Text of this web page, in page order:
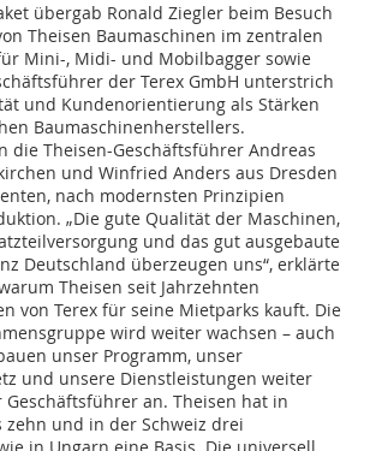
übergab Ronald Ziegler beim Besuch
Theisen Baumaschinen im zentralen
Mini-, Midi- und Mobilbagger sowie
der Terex GmbH unterstrich
und Kundenorientierung als Stärken
Baumaschinenherstellers.
die Theisen-Geschäftsführer Andreas
und Winfried Anders aus Dresden
nach modernsten Prinzipien
„Die gute Qualität der Maschinen,
und das gut ausgebaute
Deutschland überzeugen uns“, erklärte
Theisen seit Jahrzehnten
von Terex für seine Mietparks kauft. Die
wird weiter wachsen – auch
unser Programm, unser
und unsere Dienstleistungen weiter
Geschäftsführer an. Theisen hat in
und in der Schweiz drei